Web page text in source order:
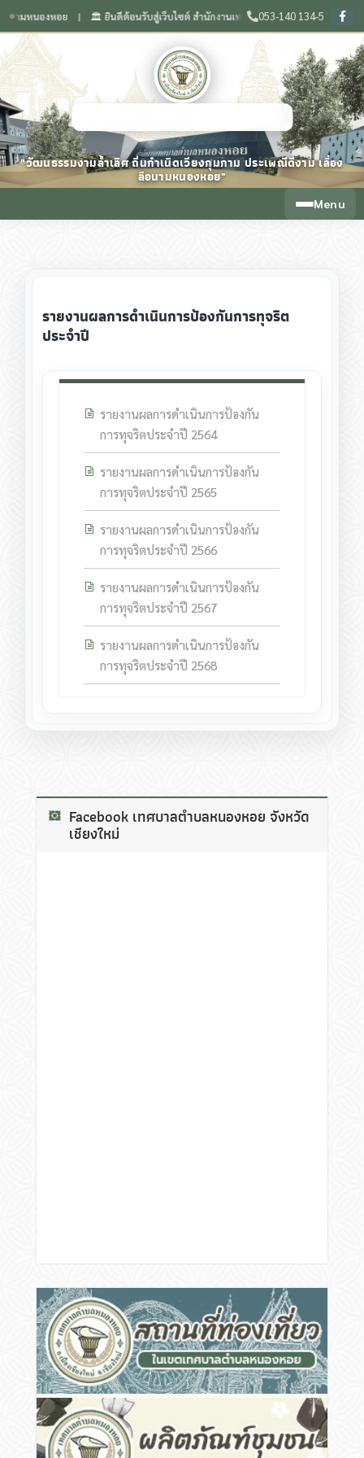
นองหอย ❙ 🏛️ ยินดีต้อนรับสู่เว็บไซต์ สำนักงานเทศบาลตำบลหนองหอย จังหวัดเชียงใ
053-140 134-5
"วัฒนธรรมงามล้ำเลิศ ถิ่นกำเนิดเวียงกุมกาม ประเพณีดีงาม เลื่อง
ลือนามหนองหอย"
Menu
รายงานผลการดำเนินการป้องกันการทุจริต
ประจำปี
รายงานผลการดำเนินการป้องกัน
การทุจริตประจำปี 2564
รายงานผลการดำเนินการป้องกัน
การทุจริตประจำปี 2565
รายงานผลการดำเนินการป้องกัน
การทุจริตประจำปี 2566
รายงานผลการดำเนินการป้องกัน
การทุจริตประจำปี 2567
รายงานผลการดำเนินการป้องกัน
การทุจริตประจำปี 2568
Facebook เทศบาลตำบลหนองหอย จังหวัด
เชียงใหม่